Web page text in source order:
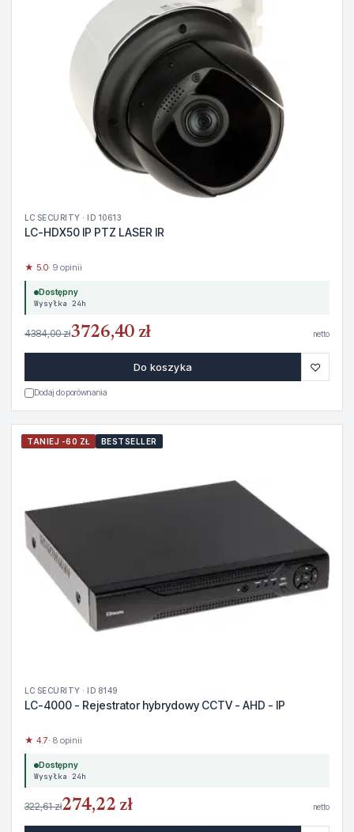
LC SECURITY · ID 10613
LC-HDX50 IP PTZ LASER IR
★ 5.0· 9 opinii
Dostępny
Wysyłka 24h
4384,00 zł3726,40 zł netto
Do koszyka ♡
Dodaj do porównania
TANIEJ -60 ZŁ BESTSELLER
LC SECURITY · ID 8149
LC-4000 - Rejestrator hybrydowy CCTV - AHD - IP
★ 4.7· 8 opinii
Dostępny
Wysyłka 24h
322,61 zł274,22 zł netto